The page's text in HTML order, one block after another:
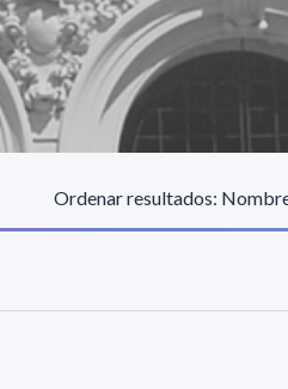
Ordenar resultados: